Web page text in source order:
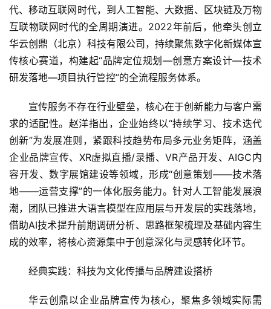
代、移动互联网时代，到人工智能、大数据、区块链及万物
互联物联网时代的全周期演进。2022年前后，他牵头创立
华云创鼎（北京）科技有限公司，持续聚焦数字化新媒体宣
传核心赛道，构建起“品牌定位规划—创意方案设计—技术
研发落地—项目执行管控”的全流程服务体系。
宣传服务不存在行业壁垒，核心在于创新能力与客户需
求的适配性。赵洋指出，企业始终以“持续学习、技术迭代
创新”为发展准则，紧跟科技趋势布局多元业务矩阵，涵盖
企业品牌宣传、XR虚拟直播/录播、VR产品开发、AIGC内
容开发、数字展馆建设等领域，形成“创意策划——技术落
地——运营支撑”的一体化服务能力。针对人工智能发展浪
潮，团队已推进大语言模型在应用层与开发层的实践落地，
借助AI技术提升前期调研分析、思路框架梳理及基础内容生
成的效率，将核心资源集中于创意深化与灵感转化环节。
经典实践：科技为文化传播与品牌建设搭桥
华云创鼎以企业品牌宣传为核心，聚焦多领域实际需